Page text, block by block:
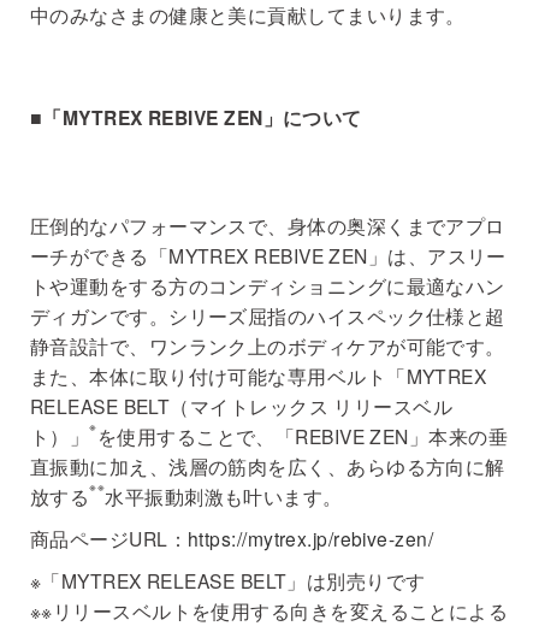
中のみなさまの健康と美に貢献してまいります。
■「MYTREX REBIVE ZEN」について
圧倒的なパフォーマンスで、身体の奥深くまでアプロ
ーチができる「MYTREX REBIVE ZEN」は、アスリー
トや運動をする方のコンディショニングに最適なハン
ディガンです。シリーズ屈指のハイスペック仕様と超
静音設計で、ワンランク上のボディケアが可能です。
また、本体に取り付け可能な専用ベルト「MYTREX
RELEASE BELT（マイトレックス リリースベル
ト）」※ を使用することで、「REBIVE ZEN」本来の垂
直振動に加え、浅層の筋肉を広く、あらゆる方向に解
放する※※水平振動刺激も叶います。
商品ページURL： https://mytrex.jp/rebive-zen/
※「MYTREX RELEASE BELT」は別売りです
※※リリースベルトを使用する向きを変えることによる